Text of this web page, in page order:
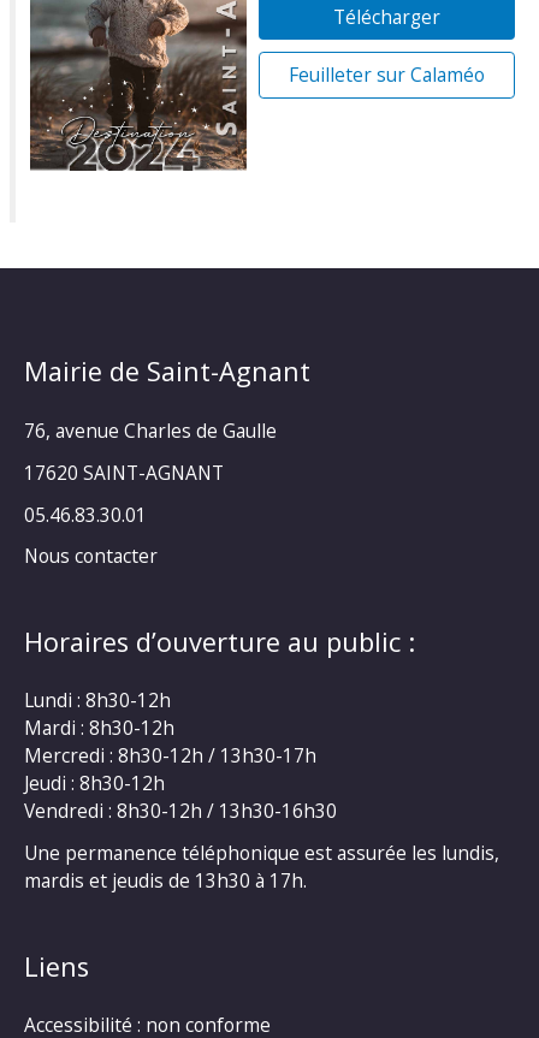
Télécharger
Feuilleter sur Calaméo
Mairie de Saint-Agnant
76, avenue Charles de Gaulle
17620 SAINT-AGNANT
05.46.83.30.01
Nous contacter
Horaires d’ouverture au public :
Lundi : 8h30-12h
Mardi : 8h30-12h
Mercredi : 8h30-12h / 13h30-17h
Jeudi : 8h30-12h
Vendredi : 8h30-12h / 13h30-16h30
Une permanence téléphonique est assurée les lundis,
mardis et jeudis de 13h30 à 17h.
Liens
Accessibilité : non conforme